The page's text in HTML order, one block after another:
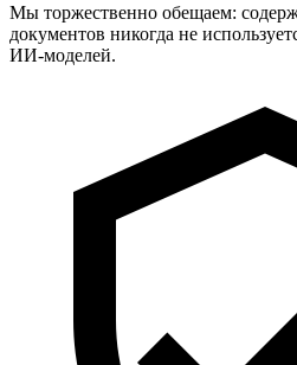
Мы торжественно обещаем:
документов никогда не
ИИ-моделей.